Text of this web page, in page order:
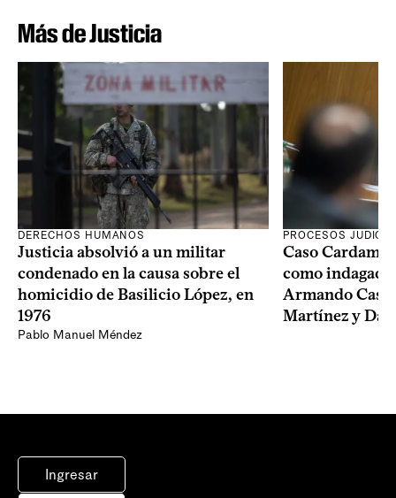
Más de Justicia
DERECHOS HUMANOS
Justicia absolvió a un militar
condenado en la causa sobre el
homicidio de Basilicio López, en
1976
Pablo Manuel Méndez
PROCESOS
Caso
como
Armando
Martínez y
Ingresar